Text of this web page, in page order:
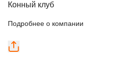
Конный клуб
Подробнее о компании